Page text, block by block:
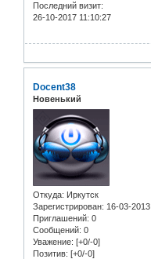
Последний визит:
26-10-2017 11:10:27
Docent38
Новенький
Откуда: Иркутск
Зарегистрирован: 16-03-2013
Приглашений: 0
Сообщений: 0
Уважение: [+0/-0]
Позитив: [+0/-0]